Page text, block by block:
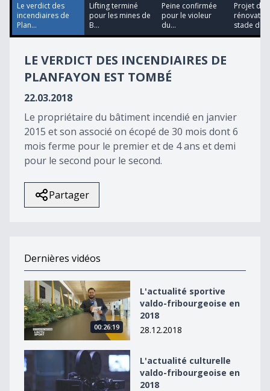
25
seconds
Le verdict des
incendiaires de
Plan...
Lifting terminé
pour les mines de
B...
Peine confirmée
pour le violeur
du...
Projet de
stade
LE VERDICT DES INCENDIAIRES DE
PLANFAYON EST TOMBÉ
22.03.2018
Le propriétaire du bâtiment incendié en janvier
2015 et son associé on écopé de 30 mois dont 6
mois ferme pour le premier et de 4 ans et demi
pour le second pour le second.
Partager
Dernières vidéos
L&#039;actualité sportive valdo-fribourgeoise en 2018
00:26:19
L'actualité sportive
valdo-fribourgeoise en
2018
28.12.2018
L&#039;actualité culturelle valdo-fribourgeoise en
L'actualité culturelle
valdo-fribourgeoise en
2018